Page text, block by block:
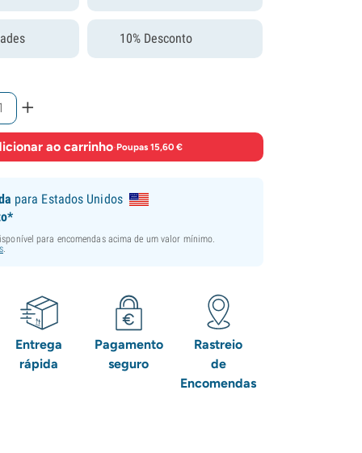
10% Desconto
+
ao carrinho·Poupas 15,60 €
para Estados Unidos
para encomendas acima de um valor mínimo.
Entrega
rápida
Pagamento
seguro
Rastreio
de
Encomendas